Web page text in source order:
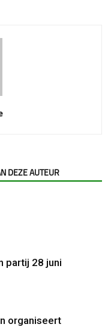
DEZE AUTEUR
partij 28 juni
organiseert